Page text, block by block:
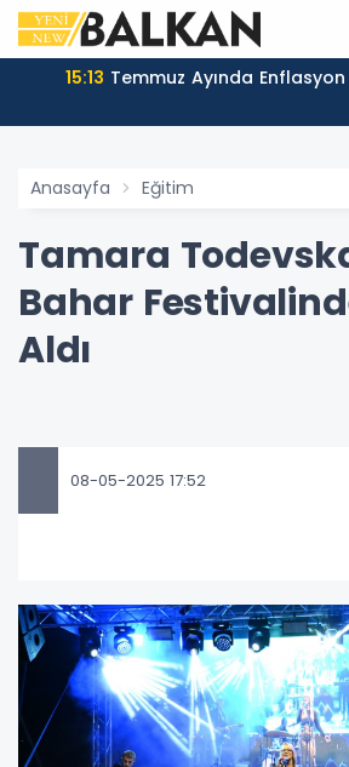
15:13 Temmuz Ayında
Anasayfa Eğitim
Tamara
Bahar
Aldı
08-05-2025 17:52